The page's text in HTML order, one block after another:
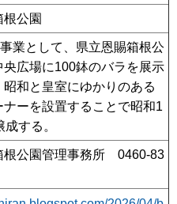
公園
業として、県立恩賜箱根公
央広場に100鉢のバラを展示
和と皇室にゆかりのある
ーを設置することで昭和1
する。
根公園管理事務所 0460-83